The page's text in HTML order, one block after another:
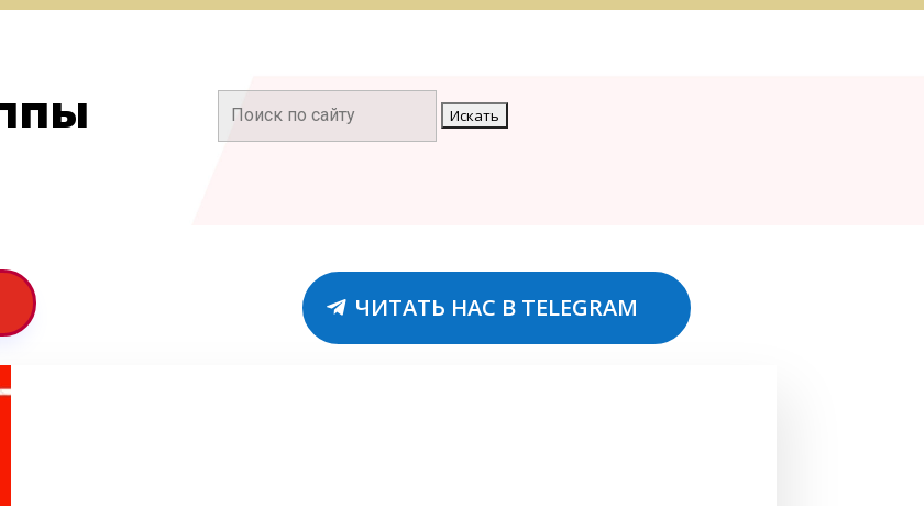
ЧИТАТЬ НАС В TELEGRAM